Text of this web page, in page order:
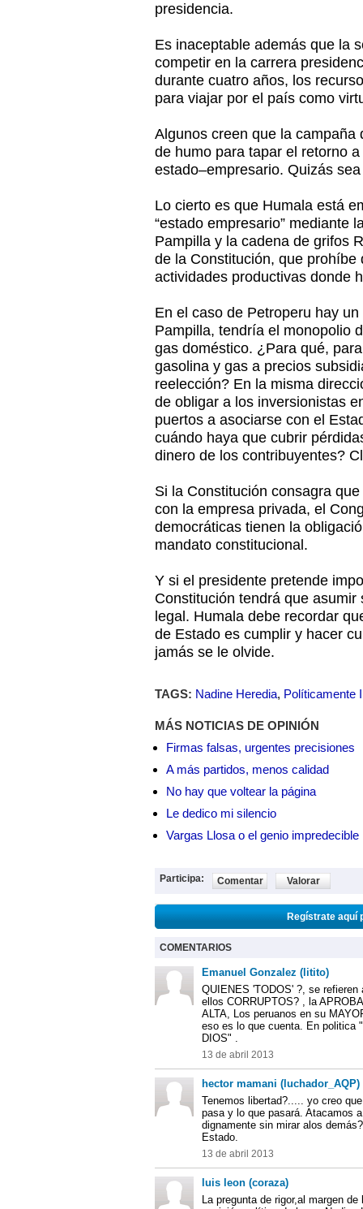
presidencia.
Es inaceptable además que la
competir en la carrera
durante cuatro años, los
para viajar por el país como
Algunos creen que la
de humo para tapar el retorno
estado–empresario. Quizás
Lo cierto es que Humala está
“estado empresario” mediante
Pampilla y la cadena de grifos
de la Constitución, que
actividades productivas donde
En el caso de Petroperu hay
Pampilla, tendría el monopolio
gas doméstico. ¿Para qué,
gasolina y gas a precios
reelección? En la misma
de obligar a los inversionistas
puertos a asociarse con el
cuándo haya que cubrir
dinero de los contribuyentes?
Si la Constitución consagra
con la empresa privada, el
democráticas tienen la
mandato constitucional.
Y si el presidente pretende
Constitución tendrá que
legal. Humala debe recordar
de Estado es cumplir y hacer
jamás se le olvide.
TAGS: Nadine Heredia, Políticamente
MÁS NOTICIAS DE OPINIÓN
Firmas falsas, urgentes precisiones
A más partidos, menos calidad
No hay que voltear la página
Le dedico mi silencio
Vargas Llosa o el genio impredecible
Participa: Comentar Valorar
Regístrate aquí
COMENTARIOS
Emanuel Gonzalez (litito)
QUIENES 'TODOS' ?, se
ellos CORRUPTOS? , la
ALTA, Los peruanos en su
eso es lo que cuenta. En politica
DIOS" .
13 de abril 2013
hector mamani (luchador_AQP)
Tenemos libertad?..... yo creo
pasa y lo que pasará. Atacamos
dignamente sin mirar alos
Estado.
13 de abril 2013
luis leon (coraza)
La pregunta de rigor,al margen